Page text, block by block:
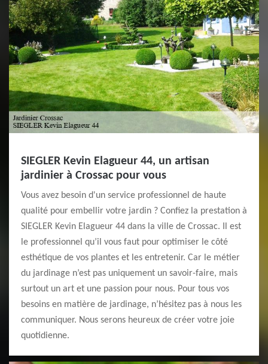
SIEGLER Kevin Elagueur 44, un artisan
jardinier à Crossac pour vous
Vous avez besoin d'un service professionnel de haute
qualité pour embellir votre jardin ? Confiez la prestation à
SIEGLER Kevin Elagueur 44 dans la ville de Crossac. Il est
le professionnel qu’il vous faut pour optimiser le côté
esthétique de vos plantes et les entretenir. Car le métier
du jardinage n’est pas uniquement un savoir-faire, mais
surtout un art et une passion pour nous. Pour tous vos
besoins en matière de jardinage, n’hésitez pas à nous les
communiquer. Nous serons heureux de créer votre joie
quotidienne.